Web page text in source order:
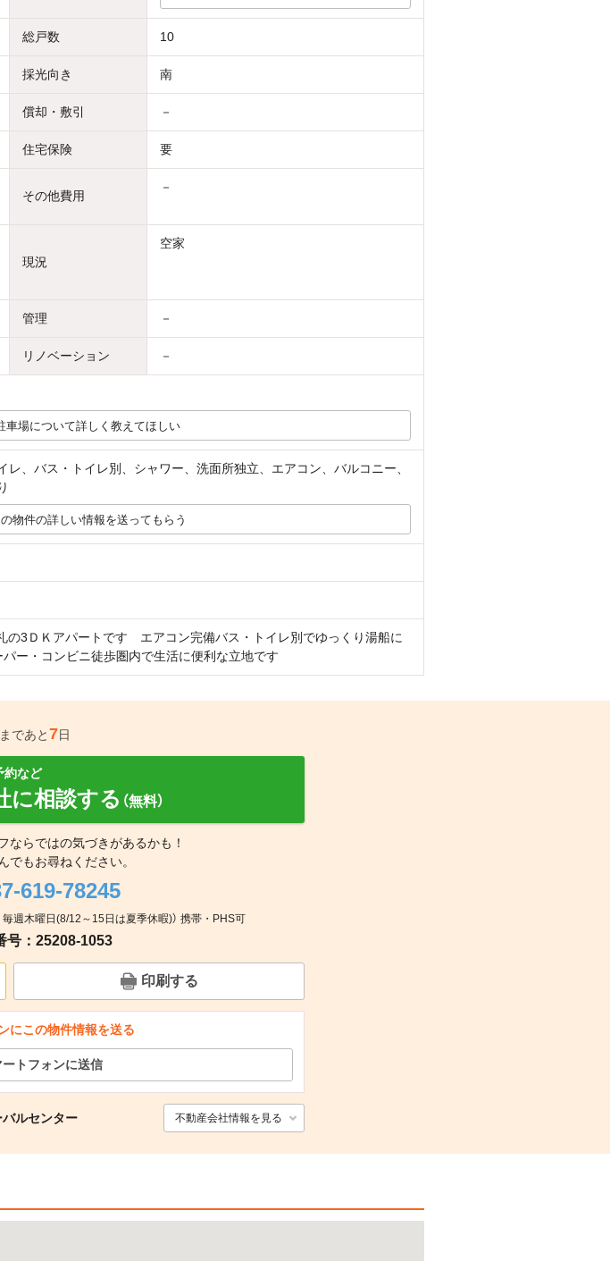
総戸数 10
採光向き 南
償却・敷引 －
住宅保険 要
その他費用
－
現況
空家
管理 －
リノベーション －
車場について詳しく教えてほしい
、バス・トイレ別、シャワー、洗面所独立、エアコン、バルコニー、
の物件の詳しい情報を送ってもらう
の3ＤＫアパートです エアコン完備バス・トイレ別でゆっくり湯船に
ー・コンビニ徒歩圏内で生活に便利な立地です
であと7日
約など
に相談する （無料）
ならではの気づきがあるかも！
でもお尋ねください。
619-78245
週木曜日(8/12～15日は夏季休暇)） 携帯・PHS可
号：25208-1053
印刷する
にこの物件情報を送る
トフォンに送信
ルセンター 不動産会社情報を見る